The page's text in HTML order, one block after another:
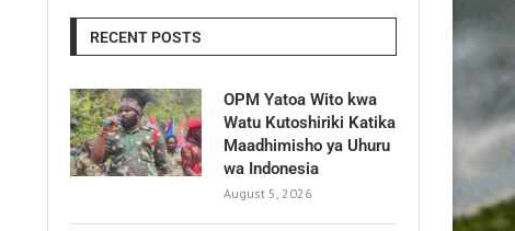
RECENT POSTS
OPM Yatoa Wito kwa
Watu Kutoshiriki Katika
Maadhimisho ya Uhuru
wa Indonesia
August 5, 2026